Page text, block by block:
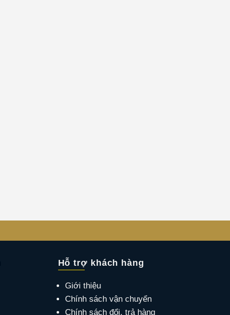
Hỗ trợ khách hàng
Giới thiệu
Chính sách vận chuyển
Chính sách đổi, trả hàng